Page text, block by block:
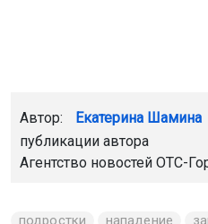
Автор: Екатерина Шамина
публикации автора
Агентство новостей ОТС-
подростки нападение